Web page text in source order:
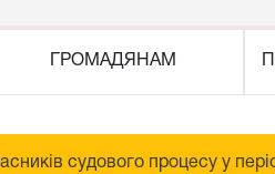
ГРОМАДЯНАМ
судового процесу у